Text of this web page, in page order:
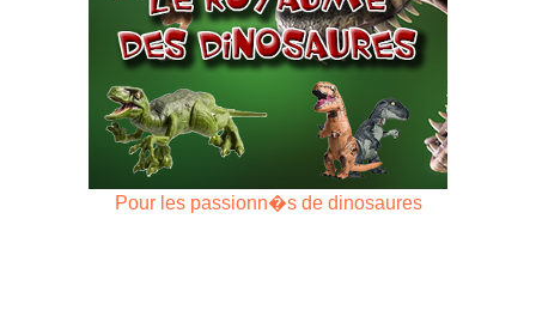
Pour les passionn�s de dinosaures